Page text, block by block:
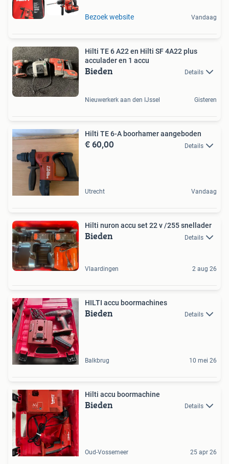
Bezoek website Vandaag
Hilti TE 6 A22 en Hilti SF 4A22 plus
acculader en 1 accu
Bieden Details
Nieuwerkerk aan den IJssel Gisteren
Hilti TE 6-A boorhamer aangeboden
€ 60,00 Details
Utrecht Vandaag
Hilti nuron accu set 22 v /255 snellader
Bieden Details
Vlaardingen 2 aug 26
HILTI accu boormachines
Bieden Details
Balkbrug 10 mei 26
Hilti accu boormachine
Bieden Details
Oud-Vossemeer 25 apr 26